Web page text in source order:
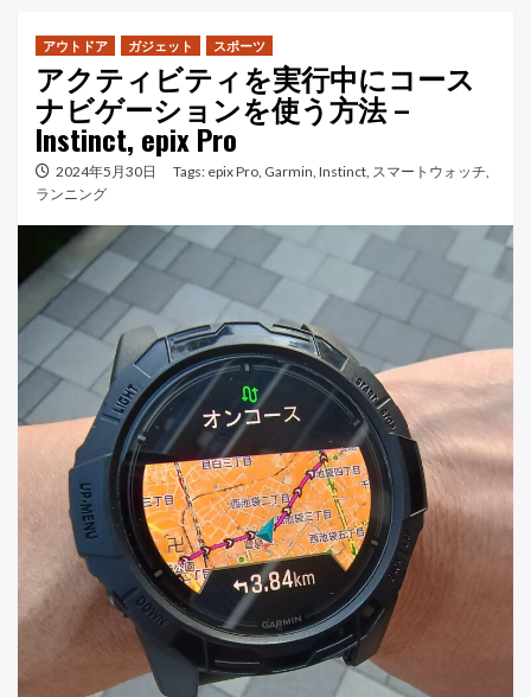
アウトドア ガジェット スポーツ
アクティビティを実行中にコース
ナビゲーションを使う方法 –
Instinct, epix Pro
2024年5月30日 Tags: epix Pro, Garmin, Instinct, スマートウォッチ,
ランニング